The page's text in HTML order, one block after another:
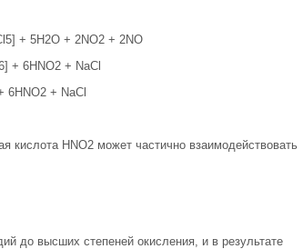
+ 5H2O + 2NO2 + 2NO
+ 6HNO2 + NaCl
6HNO2 + NaCl
кислота HNO2 может частично взаимодействовать
до высших степеней окисления, и в результате